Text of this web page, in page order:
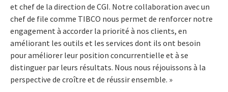
et chef de la direction de CGI. Notre collaboration avec un
chef de file comme TIBCO nous permet de renforcer notre
engagement à accorder la priorité à nos clients, en
améliorant les outils et les services dont ils ont besoin
pour améliorer leur position concurrentielle et à se
distinguer par leurs résultats. Nous nous réjouissons à la
perspective de croître et de réussir ensemble. »